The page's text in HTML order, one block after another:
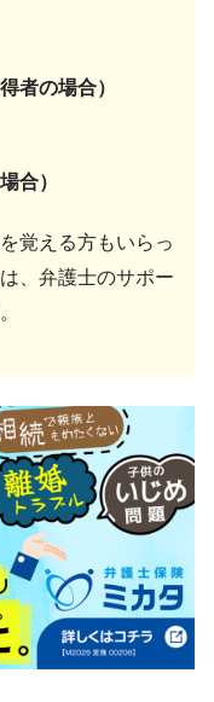
者の場合）
合）
覚える方もいらっ
、弁護士のサポー